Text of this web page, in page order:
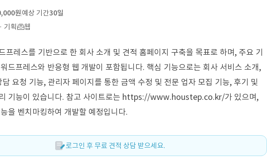
원예상 기간30일
기획
웹
프레스를 기반으로 한 회사 소개 및 견적 홈페이지 구축을 목표로 하며, 주요 기
드프레스와 반응형 웹 개발이 포함됩니다. 핵심 기능으로는 회사 서비스 소개,
담 요청 기능, 관리자 페이지를 통한 금액 수정 및 전문 업자 모집 기능, 후기 및
기능이 있습니다. 참고 사이트로는 https://www.houstep.co.kr/가 있으며,
을 벤치마킹하여 개발할 예정입니다.
로그인 후 무료 견적 상담 받으세요.